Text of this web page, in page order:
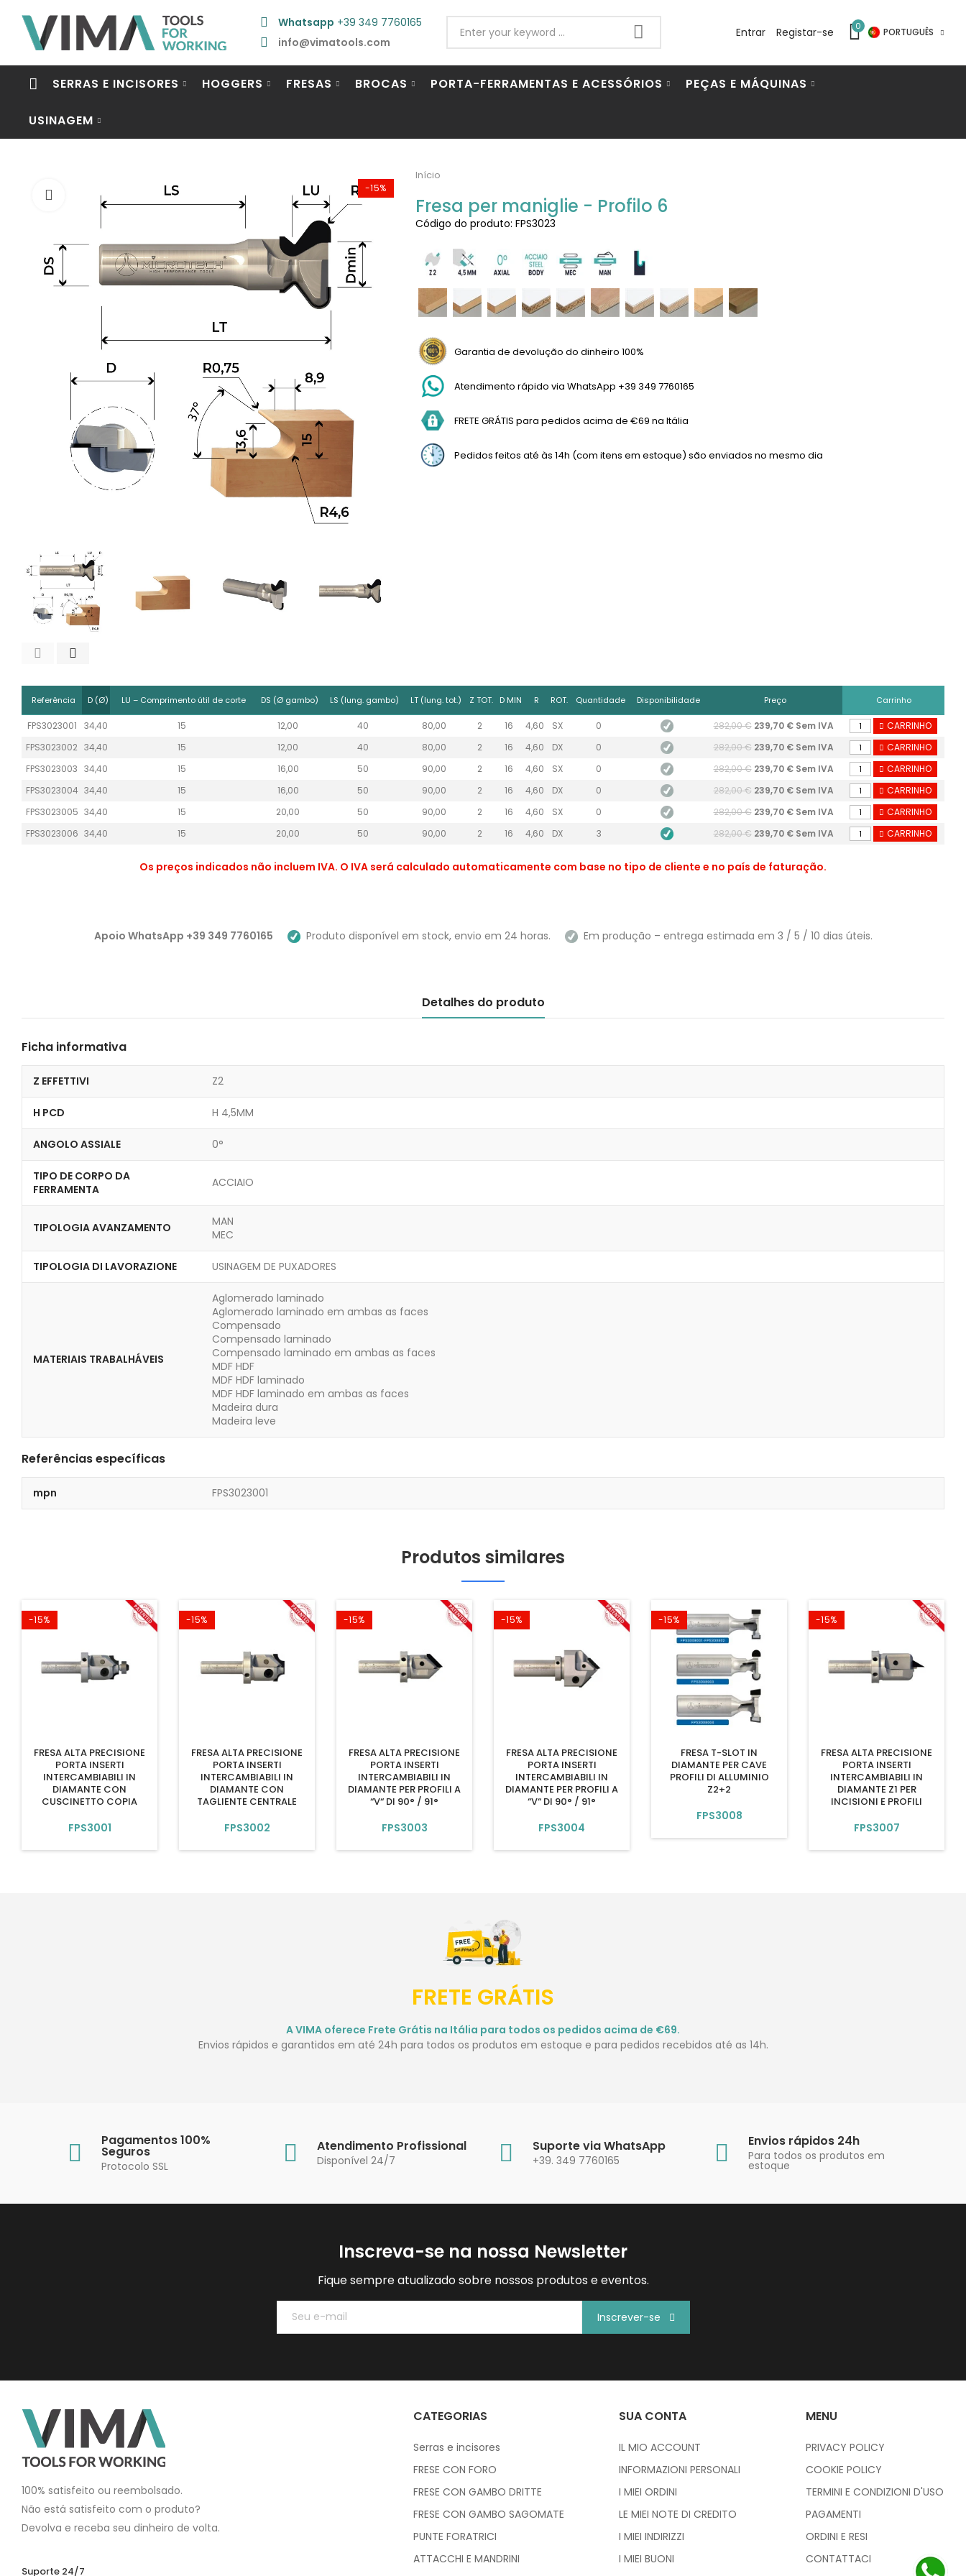
Whatsapp +39 349 7760165
info@vimatools.com
Entrar Registar-se 0
PORTUGUÊS
SERRAS E INCISORES HOGGERS FRESAS BROCAS PORTA-FERRAMENTAS E ACESSÓRIOS PEÇAS E MÁQUINAS
USINAGEM
-15%
Click to enlarge
Início
Fresa per maniglie - Profilo 6
Código do produto: FPS3023
Garantia de devolução do dinheiro 100%
Atendimento rápido via WhatsApp +39 349 7760165
FRETE GRÁTIS para pedidos acima de €69 na Itália
Pedidos feitos até às 14h (com itens em estoque) são enviados no mesmo dia
Referência D (Ø) LU – Comprimento útil de corte DS (Ø gambo) LS (lung. gambo) LT (lung. tot.) Z TOT. D MIN R ROT. Quantidade Disponibilidade Preço Carrinho
FPS3023001 34,40 15 12,00 40 80,00 2 16 4,60 SX 0 282,00 € 239,70 € Sem IVA
CARRINHO
FPS3023002 34,40 15 12,00 40 80,00 2 16 4,60 DX 0 282,00 € 239,70 € Sem IVA
CARRINHO
FPS3023003 34,40 15 16,00 50 90,00 2 16 4,60 SX 0 282,00 € 239,70 € Sem IVA
CARRINHO
FPS3023004 34,40 15 16,00 50 90,00 2 16 4,60 DX 0 282,00 € 239,70 € Sem IVA
CARRINHO
FPS3023005 34,40 15 20,00 50 90,00 2 16 4,60 SX 0 282,00 € 239,70 € Sem IVA
CARRINHO
FPS3023006 34,40 15 20,00 50 90,00 2 16 4,60 DX 3 282,00 € 239,70 € Sem IVA CARRINHO
Os preços indicados não incluem IVA. O IVA será calculado automaticamente com base no tipo de cliente e no país de faturação.
Apoio WhatsApp +39 349 7760165 Produto disponível em stock, envio em 24 horas. Em produção – entrega estimada em 3 / 5 / 10 dias úteis.
Detalhes do produto
Ficha informativa
Z EFFETTIVI Z2
H PCD H 4,5MM
ANGOLO ASSIALE 0°
TIPO DE CORPO DA
FERRAMENTA
ACCIAIO
TIPOLOGIA AVANZAMENTO
MAN
MEC
TIPOLOGIA DI LAVORAZIONE USINAGEM DE PUXADORES
MATERIAIS TRABALHÁVEIS
Aglomerado laminado
Aglomerado laminado em ambas as faces
Compensado
Compensado laminado
Compensado laminado em ambas as faces
MDF HDF
MDF HDF laminado
MDF HDF laminado em ambas as faces
Madeira dura
Madeira leve
Referências específicas
mpn FPS3023001
Produtos similares
-15%
FRESA ALTA PRECISIONE
PORTA INSERTI
INTERCAMBIABILI IN
DIAMANTE CON
CUSCINETTO COPIA
FPS3001
-15%
FRESA ALTA PRECISIONE
PORTA INSERTI
INTERCAMBIABILI IN
DIAMANTE CON
TAGLIENTE CENTRALE
FPS3002
-15%
FRESA ALTA PRECISIONE
PORTA INSERTI
INTERCAMBIABILI IN
DIAMANTE PER PROFILI A
“V“ DI 90° / 91°
FPS3003
-15%
FRESA ALTA PRECISIONE
PORTA INSERTI
INTERCAMBIABILI IN
DIAMANTE PER PROFILI A
“V“ DI 90° / 91°
FPS3004
-15%
FRESA T-SLOT IN
DIAMANTE PER CAVE
PROFILI DI ALLUMINIO
Z2+2
FPS3008
-15%
FRESA ALTA PRECISIONE
PORTA INSERTI
INTERCAMBIABILI IN
DIAMANTE Z1 PER
INCISIONI E PROFILI
FPS3007
FRETE GRÁTIS
A VIMA oferece Frete Grátis na Itália para todos os pedidos acima de €69.
Envios rápidos e garantidos em até 24h para todos os produtos em estoque e para pedidos recebidos até as 14h.
Pagamentos 100%
Seguros
Protocolo SSL
Atendimento Profissional
Disponível 24/7
Suporte via WhatsApp
+39. 349 7760165
Envios rápidos 24h
Para todos os produtos em
estoque
Inscreva-se na nossa Newsletter
Fique sempre atualizado sobre nossos produtos e eventos.
Inscrever-se
100% satisfeito ou reembolsado.
Não está satisfeito com o produto?
Devolva e receba seu dinheiro de volta.
Suporte 24/7
CATEGORIAS
Serras e incisores
FRESE CON FORO
FRESE CON GAMBO DRITTE
FRESE CON GAMBO SAGOMATE
PUNTE FORATRICI
ATTACCHI E MANDRINI
SUA CONTA
IL MIO ACCOUNT
INFORMAZIONI PERSONALI
I MIEI ORDINI
LE MIEI NOTE DI CREDITO
I MIEI INDIRIZZI
I MIEI BUONI
MENU
PRIVACY POLICY
COOKIE POLICY
TERMINI E CONDIZIONI D'USO
PAGAMENTI
ORDINI E RESI
CONTATTACI